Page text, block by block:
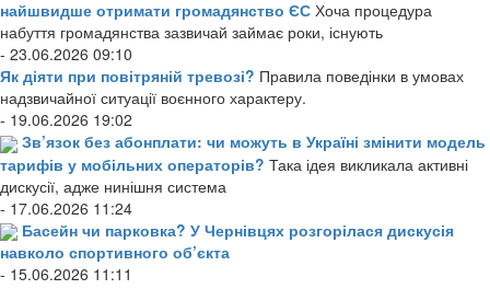
найшвидше отримати громадянство ЄС Хоча процедура
набуття громадянства зазвичай займає роки, існують
- 23.06.2026 09:10
Як діяти при повітряній тревозі? Правила поведінки в умовах
надзвичайної ситуації воєнного характеру.
- 19.06.2026 19:02
Зв’язок без абонплати: чи можуть в Україні змінити модель
тарифів у мобільних операторів? Така ідея викликала активні
дискусії, адже нинішня система
- 17.06.2026 11:24
Басейн чи парковка? У Чернівцях розгорілася дискусія
навколо спортивного об’єкта
- 15.06.2026 11:11